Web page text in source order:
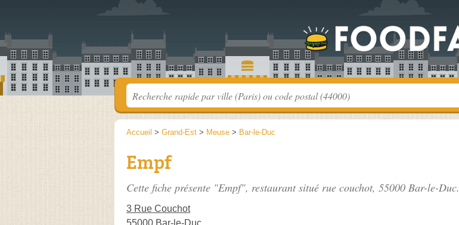
Accueil > Grand-Est > Meuse > Bar-le-Duc
Empf
Cette fiche présente "Empf", restaurant situé rue couchot, 55000 Bar-le-Duc.
3 Rue Couchot
55000 Bar-le-Duc